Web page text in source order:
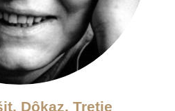
Dôkaz, Tretie